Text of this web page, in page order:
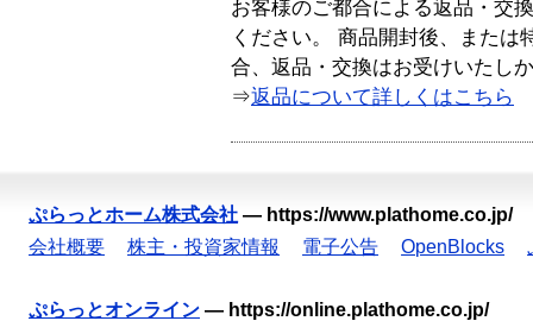
お客様のご都合による返品・交
ください。 商品開封後、または
合、返品・交換はお受けいたし
⇒返品について詳しくはこちら
ぷらっとホーム株式会社 — https://www.plathome.co.jp/
会社概要
株主・投資家情報 電子公告 OpenBlocks
ぷらっとオンライン — https://online.plathome.co.jp/